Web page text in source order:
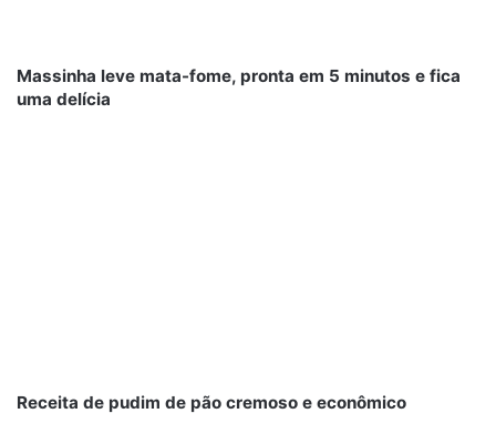
Massinha leve mata-fome, pronta em 5 minutos e fica
uma delícia
Receita de pudim de pão cremoso e econômico